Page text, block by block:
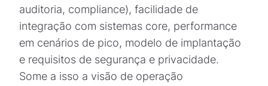
auditoria, compliance), facilidade de
integração com sistemas core, performance
em cenários de pico, modelo de implantação
e requisitos de segurança e privacidade.
Some a isso a visão de operação